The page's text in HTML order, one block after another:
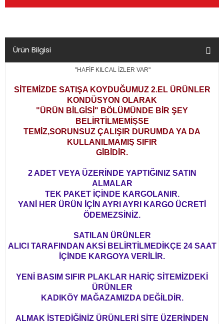
Ürün Bilgisi
"HAFİF KILCAL İZLER VAR"
SİTEMİZDE SATIŞA KOYDUĞUMUZ 2.EL ÜRÜNLER
KONDÜSYON OLARAK
"ÜRÜN BİLGİSİ" BÖLÜMÜNDE BİR ŞEY
BELİRTİLMEMİŞSE
TEMİZ,SORUNSUZ ÇALIŞIR DURUMDA YA DA
KULLANILMAMIŞ SIFIR
GİBİDİR.
2 ADET VEYA ÜZERİNDE YAPTIĞINIZ SATIN
ALMALAR
TEK PAKET İÇİNDE KARGOLANIR.
YANİ HER ÜRÜN İÇİN AYRI AYRI KARGO ÜCRETİ
ÖDEMEZSİNİZ.
SATILAN ÜRÜNLER
ALICI TARAFINDAN AKSİ BELİRTİLMEDİKÇE 24 SAAT
İÇİNDE KARGOYA VERİLİR.
YENİ BASIM SIFIR PLAKLAR HARİÇ SİTEMİZDEKİ
ÜRÜNLER
KADIKÖY MAĞAZAMIZDA DEĞİLDİR.
ALMAK İSTEDİĞİNİZ ÜRÜNLERİ SİTE ÜZERİNDEN